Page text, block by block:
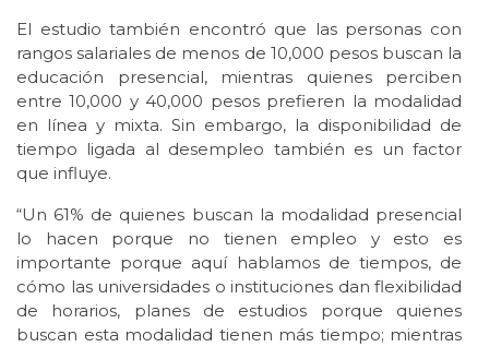
El estudio también encontró que las personas con
rangos salariales de menos de 10,000 pesos buscan la
educación presencial, mientras quienes perciben
entre 10,000 y 40,000 pesos prefieren la modalidad
en línea y mixta. Sin embargo, la disponibilidad de
tiempo ligada al desempleo también es un factor
que influye.
“Un 61% de quienes buscan la modalidad presencial
lo hacen porque no tienen empleo y esto es
importante porque aquí hablamos de tiempos, de
cómo las universidades o instituciones dan flexibilidad
de horarios, planes de estudios porque quienes
buscan esta modalidad tienen más tiempo; mientras